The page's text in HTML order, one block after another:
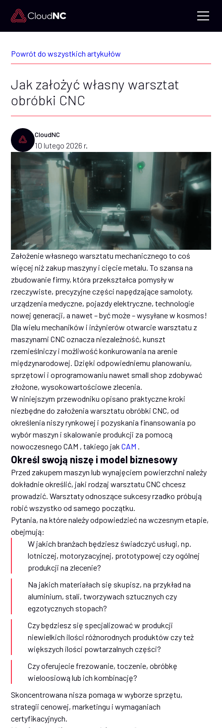
Powrót do wszystkich artykułów
Jak założyć własny warsztat
obróbki CNC
CloudNC
10 lutego 2026 r.
Założenie własnego warsztatu mechanicznego to coś
więcej niż zakup maszyny i cięcie metalu. To szansa na
zbudowanie firmy, która przekształca pomysły w
rzeczywiste, precyzyjne części napędzające samoloty,
urządzenia medyczne, pojazdy elektryczne, technologie
nowej generacji, a nawet – być może – wysyłane w kosmos!
Dla wielu mechaników i inżynierów otwarcie warsztatu z
maszynami CNC oznacza niezależność, kunszt
rzemieślniczy i możliwość konkurowania na arenie
międzynarodowej. Dzięki odpowiedniemu planowaniu,
sprzętowi i oprogramowaniu nawet small shop zdobywać
złożone, wysokowartościowe zlecenia.
W niniejszym przewodniku opisano praktyczne kroki
niezbędne do założenia warsztatu obróbki CNC, od
określenia niszy rynkowej i pozyskania finansowania po
wybór maszyn i skalowanie produkcji za pomocą
nowoczesnego CAM , takiego jakCAM
Określ swoją niszę i model biznesowy
Przed zakupem maszyn lub wynajęciem powierzchni należy
dokładnie określić, jaki rodzaj warsztatu CNC chcesz
prowadzić. Warsztaty odnoszące sukcesy rzadko próbują
robić wszystko od samego początku.
Pytania, na które należy odpowiedzieć na wczesnym etapie,
obejmują:
W jakich branżach będziesz świadczyć usługi, np.
lotniczej, motoryzacyjnej, prototypowej czy ogólnej
produkcji na zlecenie?
Na jakich materiałach się skupisz, na przykład na
aluminium, stali, tworzywach sztucznych czy
egzotycznych stopach?
Czy będziesz się specjalizować w produkcji
niewielkich ilości różnorodnych produktów czy też
większych ilości powtarzalnych części?
Czy oferujecie frezowanie, toczenie, obróbkę
wieloosiową lub ich kombinację?
Skoncentrowana nisza pomaga w wyborze sprzętu,
strategii cenowej, marketingu i wymaganiach
certyfikacyjnych.